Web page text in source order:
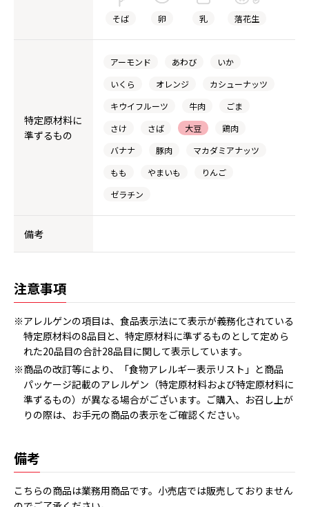
そば 卵 乳 落花生
特定原材料に
準ずるもの
アーモンド あわび
いか
いくら
オレンジ
カシューナッツ
キウイフルーツ
牛肉
ごま
さけ
さば 大豆
鶏肉
バナナ
豚肉
マカダミアナッツ
もも
やまいも
りんご
ゼラチン
備考
注意事項
※アレルゲンの項目は、食品表示法にて表示が義務化されている
特定原材料の8品目と、特定原材料に準ずるものとして定めら
れた20品目の合計28品目に関して表示しています。
※商品の改訂等により、「食物アレルギー表示リスト」と商品
パッケージ記載のアレルゲン（特定原材料および特定原材料に
準ずるもの）が異なる場合がございます。ご購入、お召し上が
りの際は、お手元の商品の表示をご確認ください。
備考
こちらの商品は業務用商品です。小売店では販売しておりません